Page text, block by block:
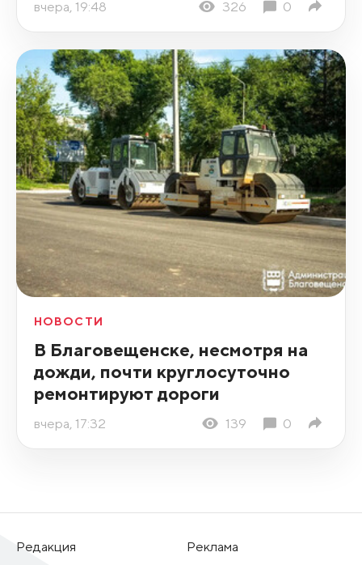
вчера, 19:48 326 0
НОВОСТИ
В Благовещенске, несмотря на
дожди, почти круглосуточно
ремонтируют дороги
вчера, 17:32 139 0
Редакция
Реклама